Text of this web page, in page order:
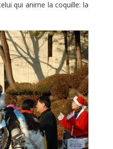
qui anime la coquille: la